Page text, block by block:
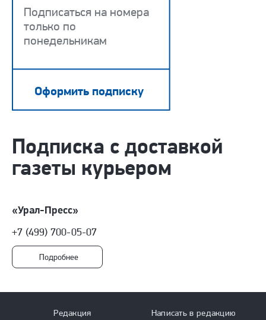
Подписаться на номера
только по
понедельникам
Оформить подписку
подписка с доставкой
газеты курьером
«Урал-Пресс»
+7 (499) 700-05-07
Подробнее
Редакция
Написать в редакцию